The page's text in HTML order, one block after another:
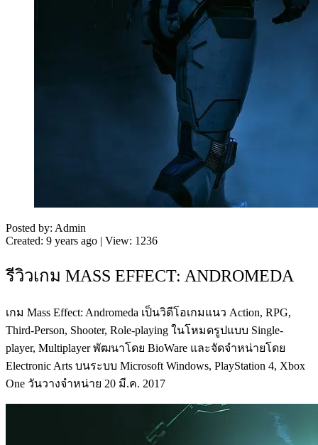
Posted by: Admin
Created: 9 years ago | View: 1236
รีวิวเกม MASS EFFECT: ANDROMEDA
เกม Mass Effect: Andromeda เป็นวิดีโอเกมแนว Action, RPG,
Third-Person, Shooter, Role-playing ในโหมดรูปแบบ Single-
player, Multiplayer พัฒนาโดย BioWare และจัดจำหน่ายโดย
Electronic Arts บนระบบ Microsoft Windows, PlayStation 4, Xbox
One วันวางจำหน่าย 20 มี.ค. 2017